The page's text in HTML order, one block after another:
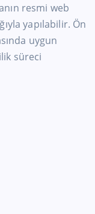
resmi web
yapılabilir. Ön
uygun
süreci